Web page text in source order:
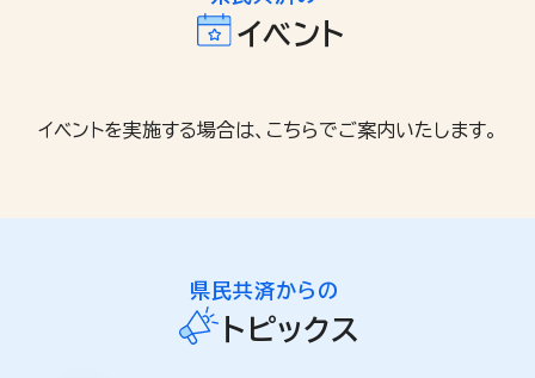
イベント
県民共済からの
トピックス